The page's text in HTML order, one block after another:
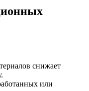
снижает
или